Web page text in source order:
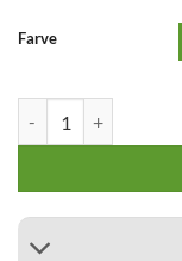
Farve